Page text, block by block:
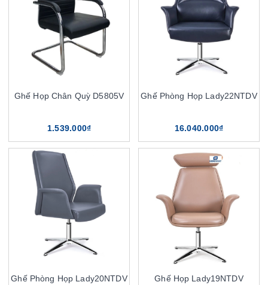
Ghế Họp Chân Quỳ D5805V
1.539.000₫
Ghế Phòng Họp Lady22NTDV
16.040.000₫
Ghế Phòng Họp Lady20NTDV Ghế Họp Lady19NTDV